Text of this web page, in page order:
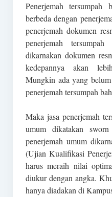
Penerjemah tersumpah
berbeda dengan
penerjemah dokumen
penerjemah
dikarnakan dokumen
kedepannya akan
Mungkin ada yang
penerjemah tersumpah
Maka jasa penerjemah
umum dikatakan
penerjemah umum
(Ujian Kualifikasi
harus meraih nilai
diukur dengan angka.
hanya diadakan di